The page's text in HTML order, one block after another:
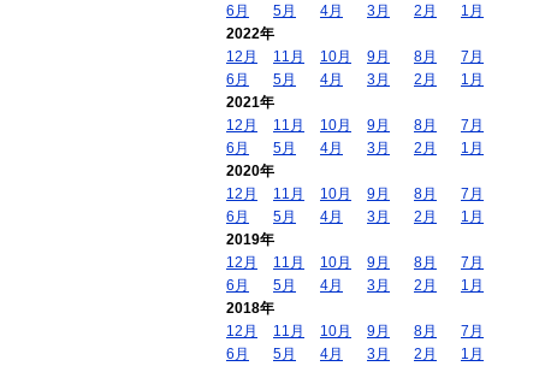
6月
5月 4月 3月 2月
1月
2022年
12月
11月 10月 9月 8月
7月
6月
5月 4月 3月 2月
1月
2021年
12月
11月 10月 9月 8月
7月
6月
5月 4月 3月 2月
1月
2020年
12月
11月 10月 9月 8月
7月
6月
5月 4月 3月 2月
1月
2019年
12月
11月 10月 9月 8月
7月
6月
5月 4月 3月 2月
1月
2018年
12月
11月 10月 9月 8月
7月
6月
5月 4月 3月 2月
1月